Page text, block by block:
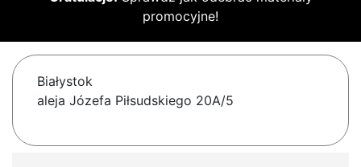
promocyjne!
Białystok
aleja Józefa Piłsudskiego 20A/5